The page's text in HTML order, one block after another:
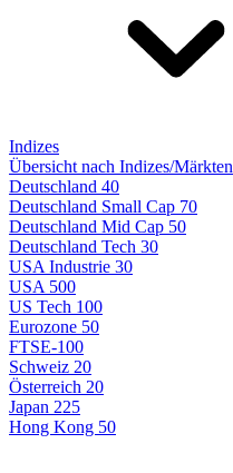
Indizes
Übersicht nach Indizes/Märkten
Deutschland 40
Deutschland Small Cap 70
Deutschland Mid Cap 50
Deutschland Tech 30
USA Industrie 30
USA 500
US Tech 100
Eurozone 50
FTSE-100
Schweiz 20
Österreich 20
Japan 225
Hong Kong 50